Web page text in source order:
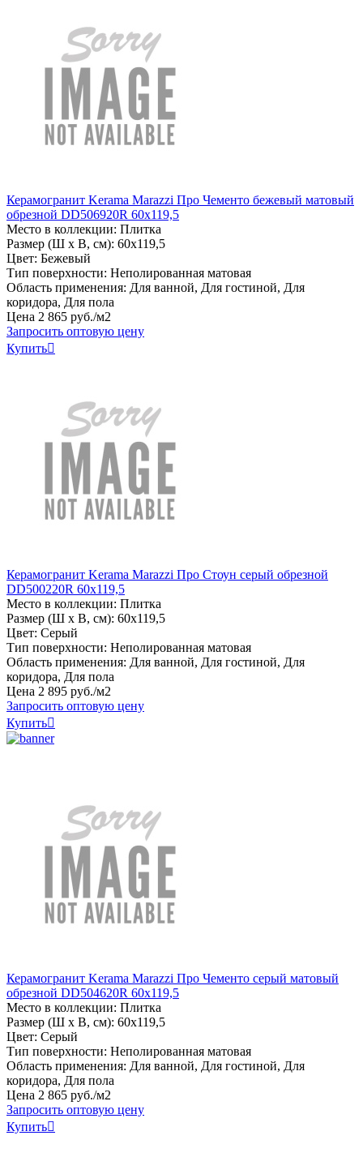
Керамогранит Kerama Marazzi Про Чементо бежевый матовый
обрезной DD506920R 60x119,5
Место в коллекции: Плитка
Размер (Ш х В, см): 60х119,5
Цвет: Бежевый
Тип поверхности: Неполированная матовая
Область применения: Для ванной, Для гостиной, Для
коридора, Для пола
Цена 2 865 руб./м2
Запросить оптовую цену
Купить
Керамогранит Kerama Marazzi Про Стоун серый обрезной
DD500220R 60x119,5
Место в коллекции: Плитка
Размер (Ш х В, см): 60х119,5
Цвет: Серый
Тип поверхности: Неполированная матовая
Область применения: Для ванной, Для гостиной, Для
коридора, Для пола
Цена 2 895 руб./м2
Запросить оптовую цену
Купить
Керамогранит Kerama Marazzi Про Чементо серый матовый
обрезной DD504620R 60x119,5
Место в коллекции: Плитка
Размер (Ш х В, см): 60х119,5
Цвет: Серый
Тип поверхности: Неполированная матовая
Область применения: Для ванной, Для гостиной, Для
коридора, Для пола
Цена 2 865 руб./м2
Запросить оптовую цену
Купить